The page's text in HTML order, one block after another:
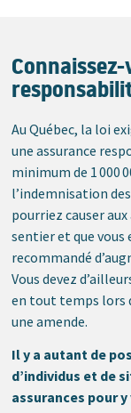
Au Québec, la loi
une assurance
minimum de 1 000
l’indemnisation
pourriez causer
sentier et que
recommandé
Vous devez
en tout temps lors
une amende.
Il y a autant de
d’individus et de
assurances pour